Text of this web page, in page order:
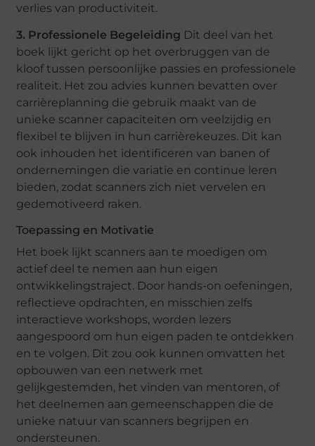
verlies van productiviteit.
3. Professionele Begeleiding Dit deel van het
boek lijkt gericht op het overbruggen van de
kloof tussen persoonlijke passies en professionele
realiteit. Het zou advies kunnen bevatten over
carrièreplanning die gebruik maakt van de
unieke scanner capaciteiten om veelzijdig en
flexibel te blijven in hun carrièrekeuzes. Dit kan
ook inhouden het identificeren van banen of
ondernemingen die variatie en continue leren
bieden, zodat scanners zich niet vervelen en
gedemotiveerd raken.
Toepassing en Motivatie
Het boek lijkt scanners aan te moedigen om
actief deel te nemen aan hun eigen
ontwikkelingstraject. Door hands-on oefeningen,
reflectieve opdrachten, en misschien zelfs
interactieve workshops, worden lezers
aangespoord om hun eigen paden te ontdekken
en te volgen. Dit zou ook kunnen omvatten het
opbouwen van een netwerk met
gelijkgestemden, het vinden van mentoren, of
het deelnemen aan gemeenschappen die de
unieke natuur van scanners begrijpen en
ondersteunen.